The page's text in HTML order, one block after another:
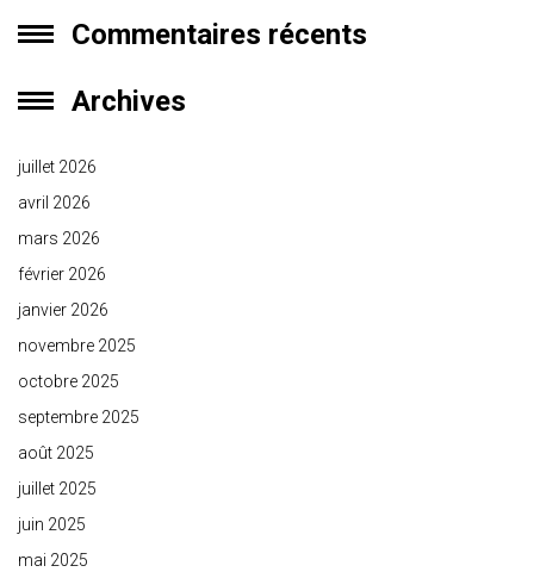
Commentaires récents
Archives
juillet 2026
avril 2026
mars 2026
février 2026
janvier 2026
novembre 2025
octobre 2025
septembre 2025
août 2025
juillet 2025
juin 2025
mai 2025